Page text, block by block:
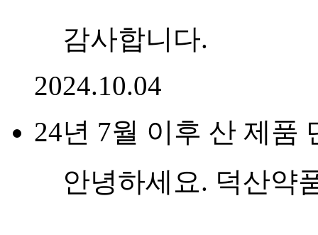
감사합니다.
2024.10.04
24년 7월 이후 산 제품
안녕하세요. 덕산약